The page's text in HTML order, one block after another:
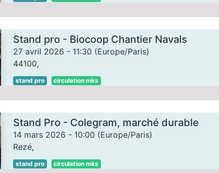
Stand pro - Biocoop Chantier Navals
27 avril 2026 - 11:30 (Europe/Paris)
44100,
stand pro circulation mks
Stand Pro - Colegram, marché durable
14 mars 2026 - 10:00 (Europe/Paris)
Rezé,
stand pro circulation mks